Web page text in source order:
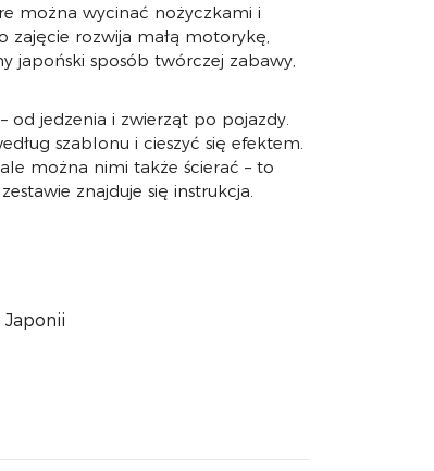
można wycinać nożyczkami i
zajęcie rozwija małą motorykę,
japoński sposób twórczej zabawy,
od jedzenia i zwierząt po pojazdy.
szablonu i cieszyć się efektem.
można nimi także ścierać – to
znajduje się instrukcja.
Japonii